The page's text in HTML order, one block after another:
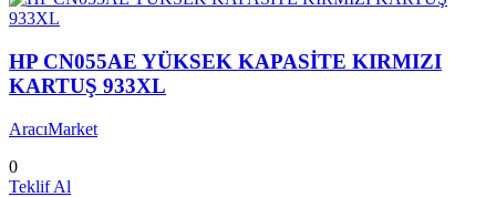
HP CN055AE YÜKSEK KAPASİTE KIRMIZI
KARTUŞ 933XL
AracıMarket
0
Teklif Al